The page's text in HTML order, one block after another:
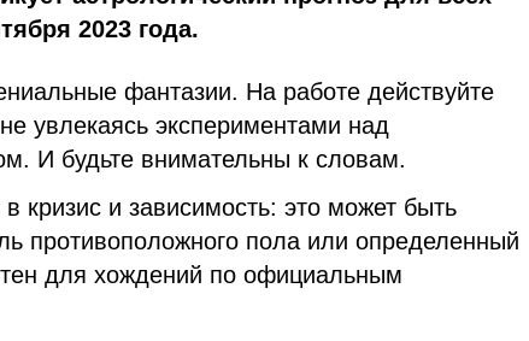
2023 года.
фантазии. На работе действуйте
увлекаясь экспериментами над
И будьте внимательны к словам.
в кризис и зависимость: это может быть
противоположного пола или определенный
для хождений по официальным